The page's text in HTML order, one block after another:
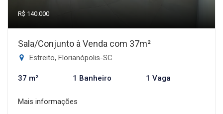
R$ 140.000
Sala/Conjunto à Venda com 37m²
Estreito, Florianópolis-SC
37 m² 1 Banheiro 1 Vaga
Mais informações